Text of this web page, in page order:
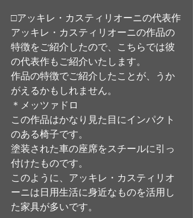
□アッキレ・カスティリオーニの代表作
アッキレ・カスティリオーニの作品の
特徴をご紹介したので、こちらでは彼
の代表作もご紹介いたします。
作品の特徴でご紹介したことが、うか
がえるかもしれません。
＊メッツァドロ
この作品はかなり見た目にインパクト
のある椅子です。
塗装された車の座席をスチールに引っ
付けたものです。
このように、アッキレ・カスティリオ
ーニは日用生活に身近なものを活用し
た家具が多いです。